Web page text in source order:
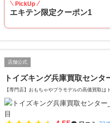
PickUp
エキテン限定クーポン1
店舗公式
トイズキング兵庫買取センタ
【専門店】おもちゃやプラモデルの高価買取は